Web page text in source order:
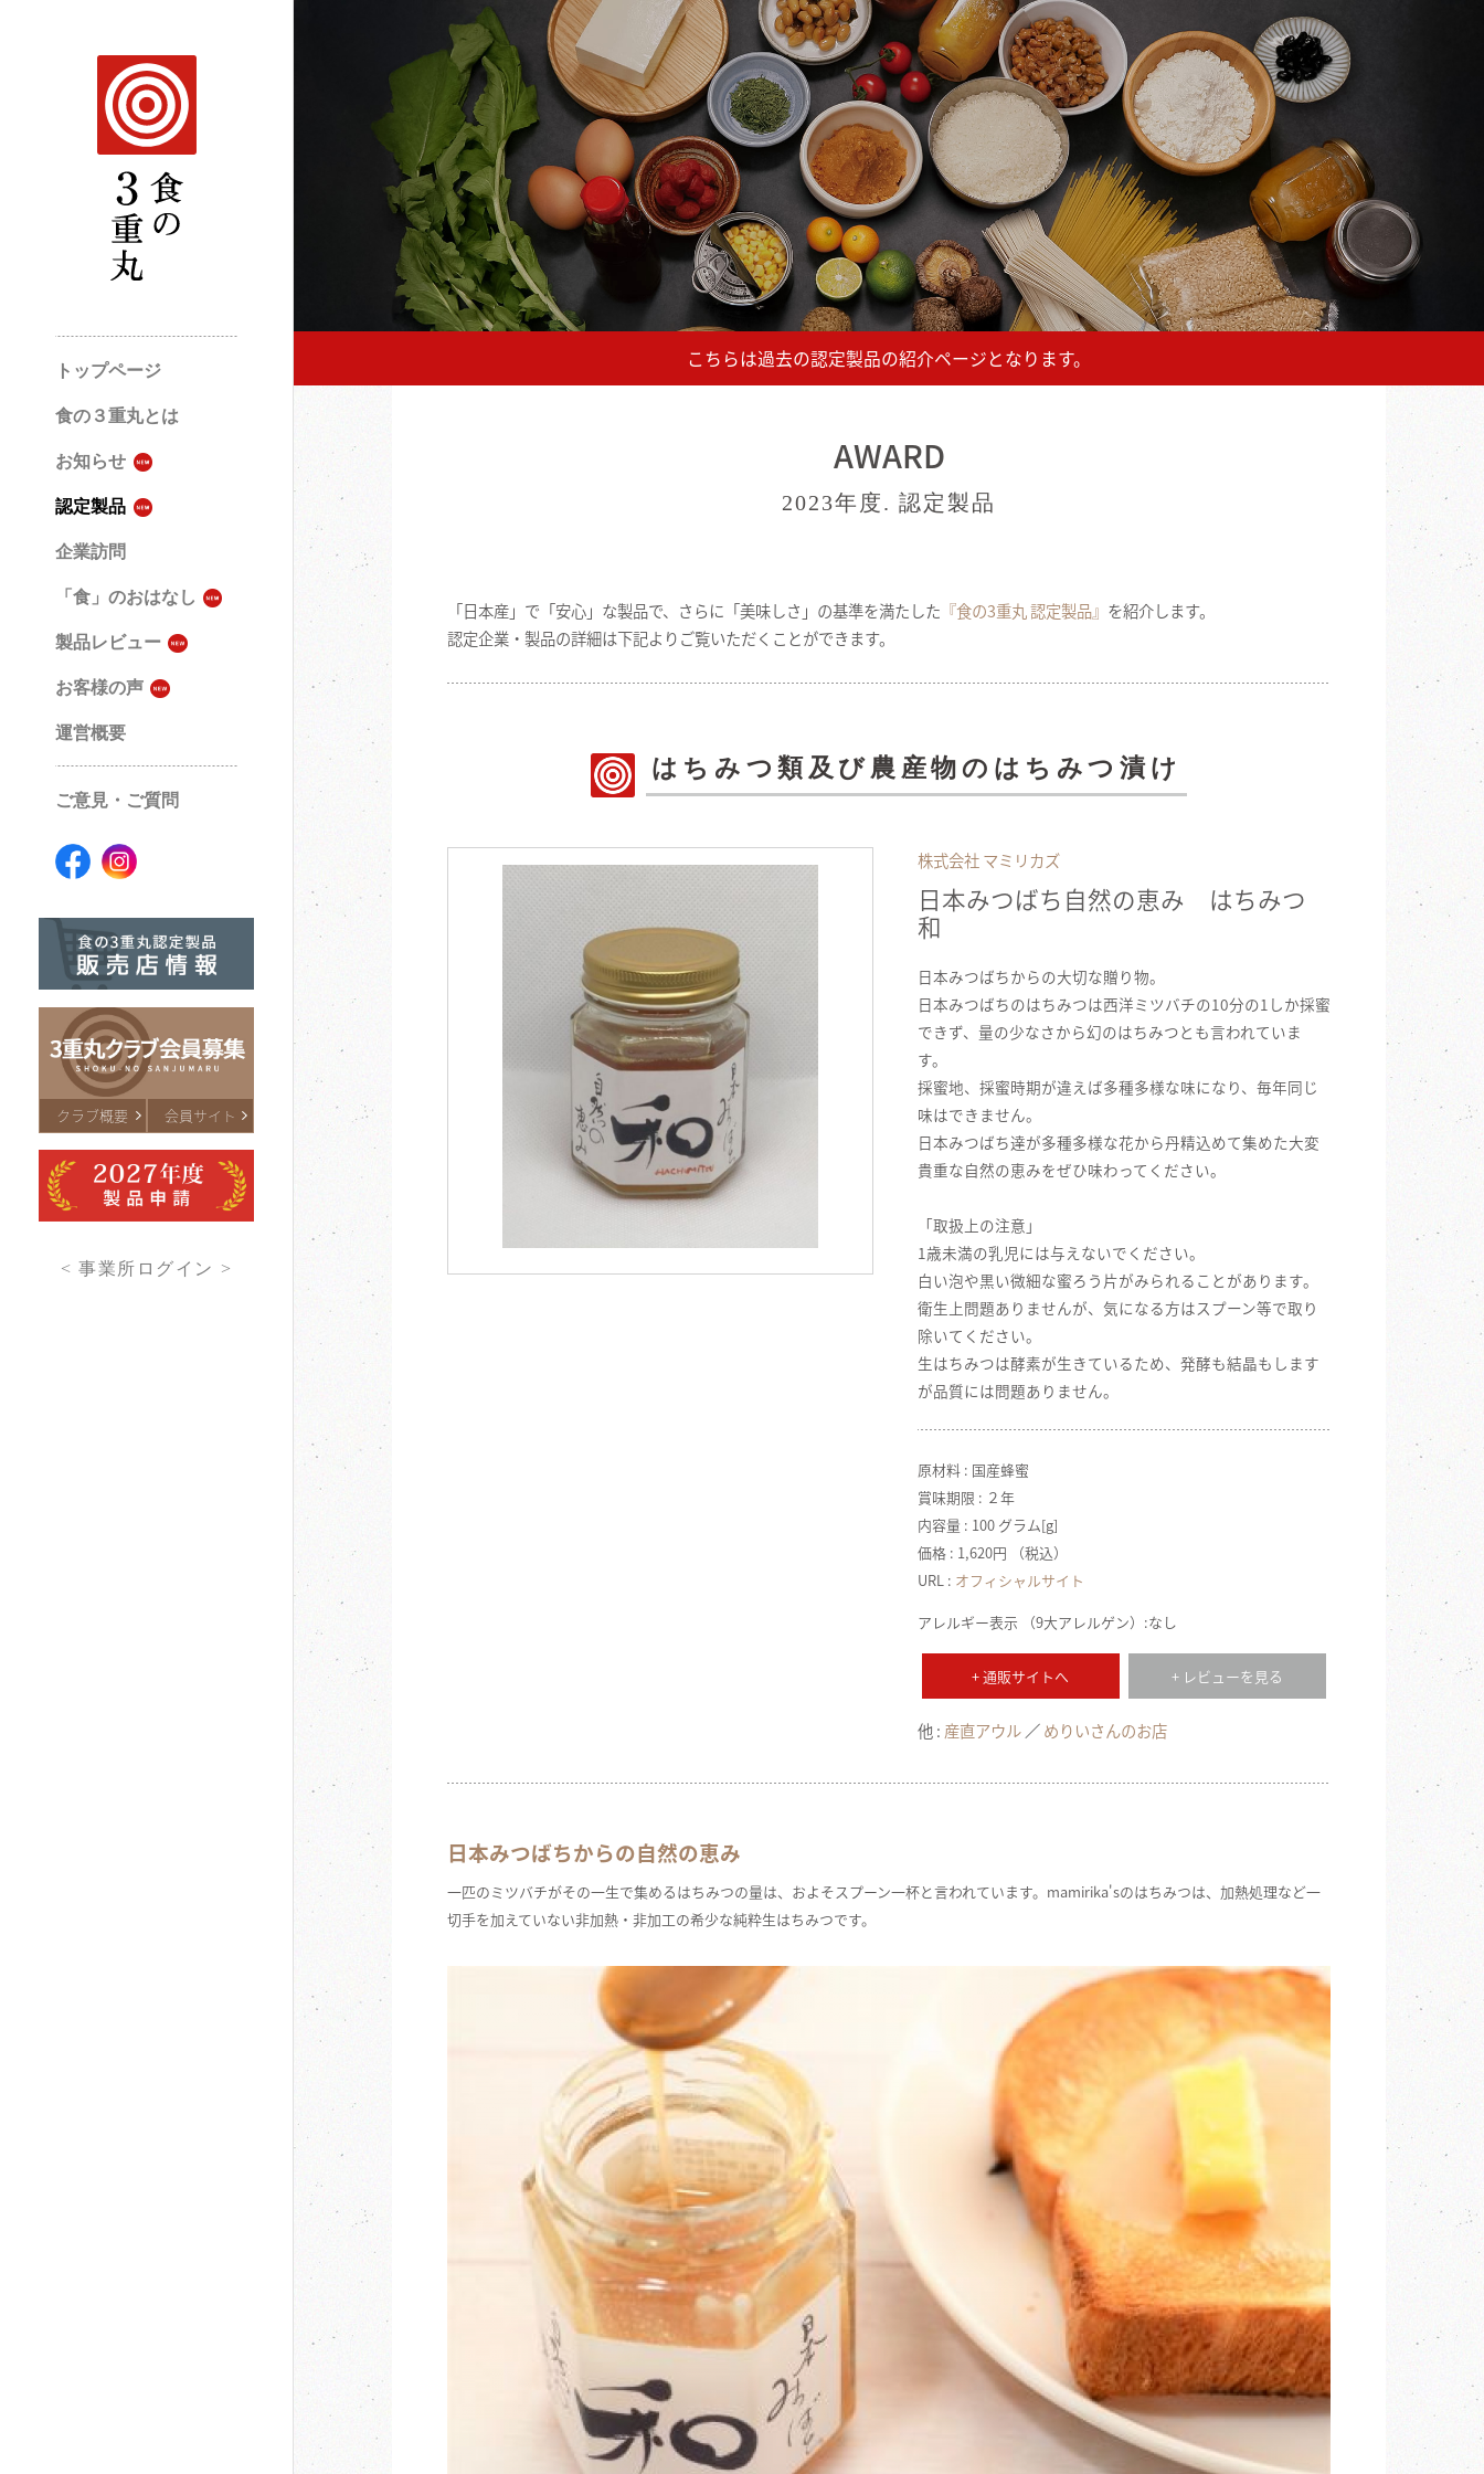
トップページ
食の３重丸とは
お知らせ
認定製品
企業訪問
「食」のおはなし
製品レビュー
お客様の声
運営概要
ご意見・ご質問
クラブ概要 会員サイト
< 事業所ログイン >
AWARD
2023年度. 認定製品
「日本産」で「安心」な製品で、さらに「美味しさ」の基準を満たした 『食の3重丸 認定製品』 を紹介します。
認定企業・製品の詳細は下記よりご覧いただくことができます。
はちみつ類及び農産物のはちみつ漬け
株式会社 マミリカズ
日本みつばち自然の恵み はちみつ
和
日本みつばちからの大切な贈り物。
日本みつばちのはちみつは西洋ミツバチの10分の1しか採蜜
できず、量の少なさから幻のはちみつとも言われていま
す。
採蜜地、採蜜時期が違えば多種多様な味になり、毎年同じ
味はできません。
日本みつばち達が多種多様な花から丹精込めて集めた大変
貴重な自然の恵みをぜひ味わってください。
「取扱上の注意」
1歳未満の乳児には与えないでください。
白い泡や黒い微細な蜜ろう片がみられることがあります。
衛生上問題ありませんが、気になる方はスプーン等で取り
除いてください。
生はちみつは酵素が生きているため、発酵も結晶もします
が品質には問題ありません。
原材料 : 国産蜂蜜
賞味期限 : ２年
内容量 : 100 グラム[g]
価格 : 1,620円 （税込）
URL : オフィシャルサイト
アレルギー表示 （9大アレルゲン）:なし
+ 通販サイトへ + レビューを見る
他 : 産直アウル めりいさんのお店
日本みつばちからの自然の恵み
一匹のミツバチがその一生で集めるはちみつの量は、およそスプーン一杯と言われています。mamirika'sのはちみつは、加熱処理など一
切手を加えていない非加熱・非加工の希少な純粋生はちみつです。